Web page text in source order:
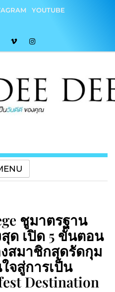
YOUTUBE
ชูมาตรฐาน
ด เปิด 5 ขั้นตอน
สมาชิกสุดรัดกุม
จสู่การเป็น
Destination